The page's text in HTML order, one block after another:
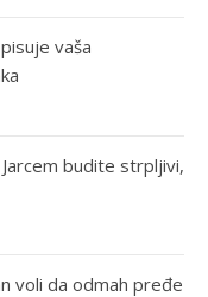
vaša
budite strpljivi,
voli da odmah pređe